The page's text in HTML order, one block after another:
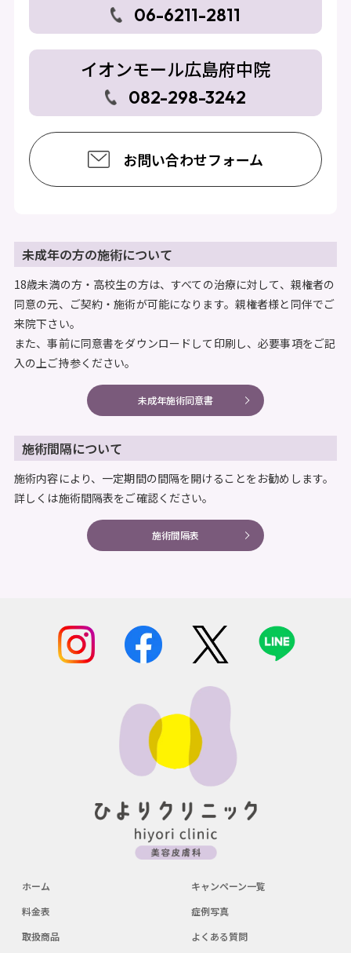
06-6211-2811
イオンモール広島府中院
082-298-3242
お問い合わせフォーム
未成年の方の施術について
18歳未満の方・高校生の方は、すべての治療に対して、親権者の
同意の元、ご契約・施術が可能になります。親権者様と同伴でご
来院下さい。
また、事前に同意書をダウンロードして印刷し、必要事項をご記
入の上ご持参ください。
未成年施術同意書
施術間隔について
施術内容により、一定期間の間隔を開けることをお勧めします。
詳しくは施術間隔表をご確認ください。
施術間隔表
ホーム
キャンペーン一覧
料金表
症例写真
取扱商品
よくある質問